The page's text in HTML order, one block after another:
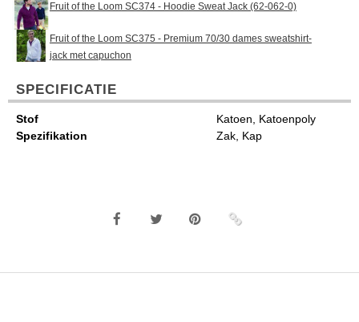
Fruit of the Loom SC374 - Hoodie Sweat Jack (62-062-0)
Fruit of the Loom SC375 - Premium 70/30 dames sweatshirt-
jack met capuchon
SPECIFICATIE
Stof
Katoen, Katoenpoly
Spezifikation
Zak, Kap